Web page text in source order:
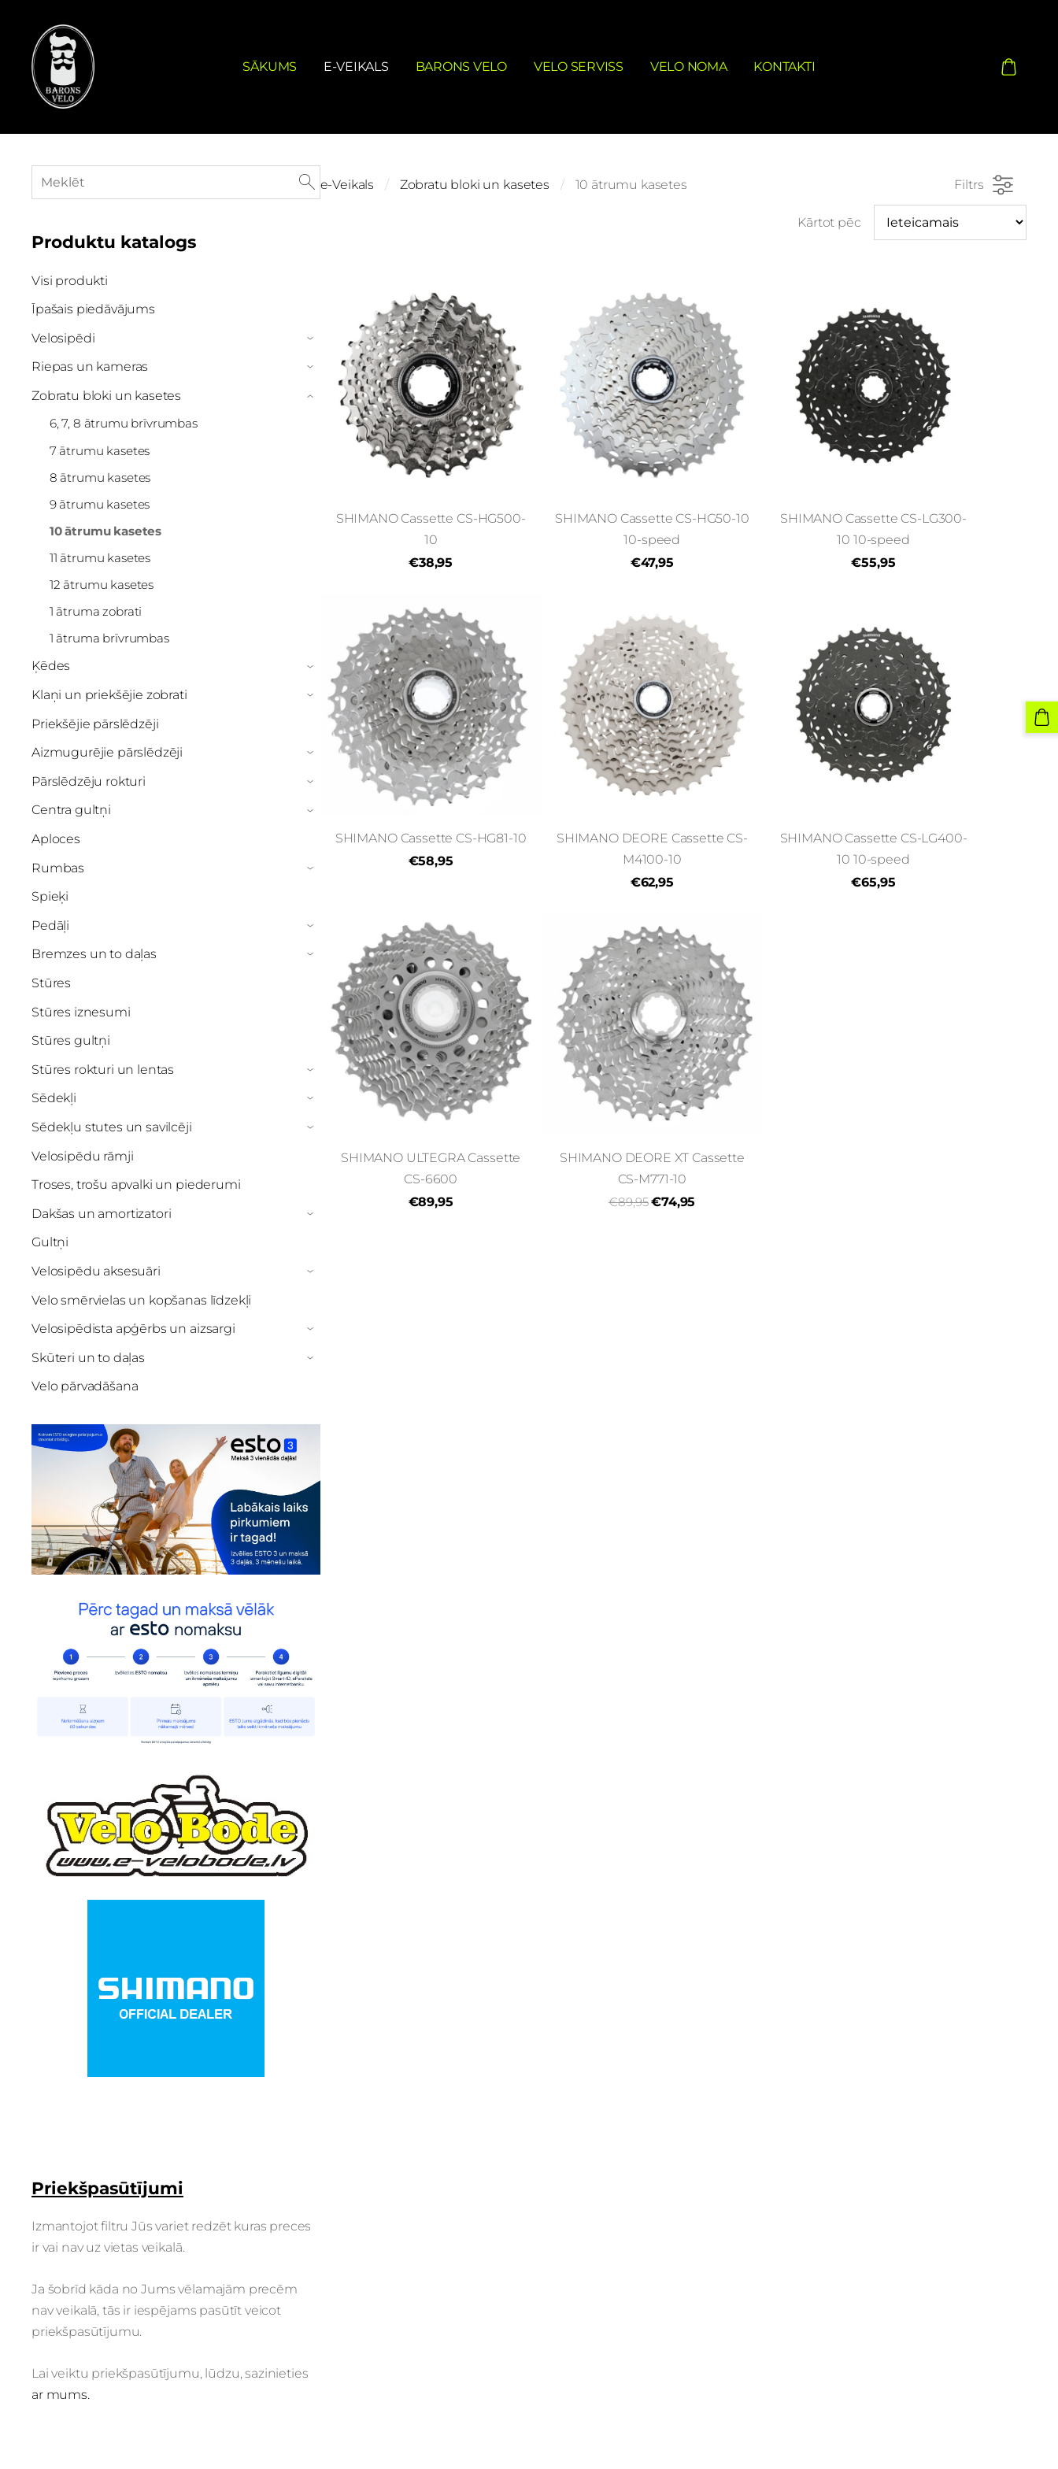
SĀKUMS E-VEIKALS BARONS VELO VELO SERVISS VELO NOMA KONTAKTI
Produktu katalogs
Visi produkti
Īpašais piedāvājums
Velosipēdi
›
Riepas un kameras ›
Zobratu bloki un kasetes
6, 7, 8 ātrumu brīvrumbas
7 ātrumu kasetes
8 ātrumu kasetes
9 ātrumu kasetes
10 ātrumu kasetes
11 ātrumu kasetes
12 ātrumu kasetes
1 ātruma zobrati
1 ātruma brīvrumbas
›
Ķēdes ›
Klaņi un priekšējie zobrati ›
Priekšējie pārslēdzēji
Aizmugurējie pārslēdzēji
›
Pārslēdzēju rokturi ›
Centra gultņi ›
Aploces
Rumbas
›
Spieķi
Pedāļi
›
Bremzes un to daļas ›
Stūres
Stūres iznesumi
Stūres gultņi
Stūres rokturi un lentas
›
Sēdekļi ›
Sēdekļu stutes un savilcēji ›
Velosipēdu rāmji
Troses, trošu apvalki un piederumi
Dakšas un amortizatori
›
Gultņi
Velosipēdu aksesuāri
›
Velo smērvielas un kopšanas līdzekļi
Velosipēdista apģērbs un aizsargi
›
Skūteri un to daļas ›
Velo pārvadāšana
Priekšpasūtījumi
Izmantojot filtru Jūs variet redzēt kuras preces
ir vai nav uz vietas veikalā.
Ja šobrīd kāda no Jums vēlamajām precēm
nav veikalā, tās ir iespējams pasūtīt veicot
priekšpasūtījumu.
Lai veiktu priekšpasūtījumu, lūdzu, sazinieties
ar mums.
e-Veikals Zobratu bloki un kasetes 10 ātrumu kasetes Filtrs
Kārtot pēc
SHIMANO Cassette CS-HG500-
10
€38,95
SHIMANO Cassette CS-HG50-10
10-speed
€47,95
SHIMANO Cassette CS-LG300-
10 10-speed
€55,95
SHIMANO Cassette CS-HG81-10
€58,95
SHIMANO DEORE Cassette CS-
M4100-10
€62,95
SHIMANO Cassette CS-LG400-
10 10-speed
€65,95
SHIMANO ULTEGRA Cassette
CS-6600
€89,95
SHIMANO DEORE XT Cassette
CS-M771-10
€89,95 €74,95